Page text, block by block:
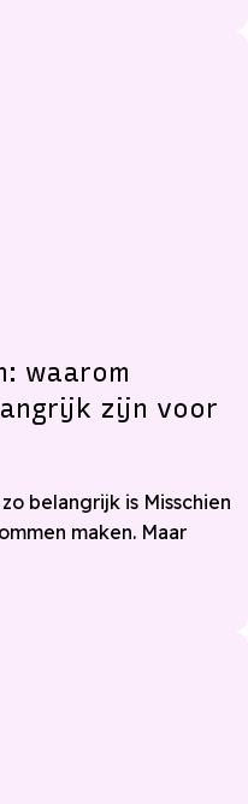
waarom
zijn voor
belangrijk is Misschien
maken. Maar